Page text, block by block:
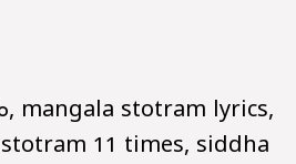
mangala stotram lyrics,
11 times, siddha